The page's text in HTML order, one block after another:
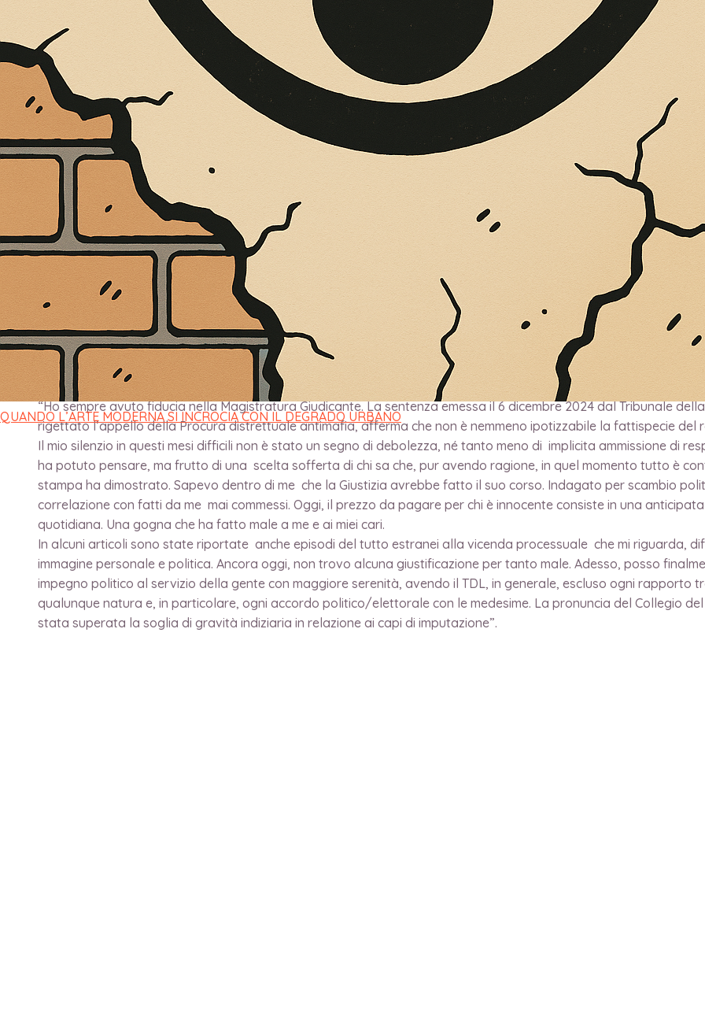
QUANDO L’ARTE MODERNA SI INCROCIA CON IL DEGRADO URBANO
Antonio Marino 4 Agosto 2026
Cultura e Società
A casa Freni, a pochi passi dal lungomare di Terme Vigliatore, sulle pareti giaccio istantanee,...
CONTINUA A LEGGERE
Condividi:
NERI (FDL): “LA SENTENZA DEL
CHE NON E’ IPOTIZZABILE LA
DEL REATO”
di direttore /8 Dicembre 2024
“Ho sempre avuto fiducia nella Magistratura Giudicante. La sentenza emessa il 6 dicembre 2024 dal Tribunale
rigettato l’appello della Procura distrettuale antimafia, afferma che non è nemmeno ipotizzabile la fattispecie
Il mio silenzio in questi mesi difficili non è stato un segno di debolezza, né tanto meno di implicita ammissione di
ha potuto pensare, ma frutto di una scelta sofferta di chi sa che, pur avendo ragione, in quel momento tutto è
stampa ha dimostrato. Sapevo dentro di me che la Giustizia avrebbe fatto il suo corso. Indagato per scambio
correlazione con fatti da me mai commessi. Oggi, il prezzo da pagare per chi è innocente consiste in una
quotidiana. Una gogna che ha fatto male a me e ai miei cari.
In alcuni articoli sono state riportate anche episodi del tutto estranei alla vicenda processuale che mi riguarda,
immagine personale e politica. Ancora oggi, non trovo alcuna giustificazione per tanto male. Adesso, posso
impegno politico al servizio della gente con maggiore serenità, avendo il TDL, in generale, escluso ogni rapporto
qualunque natura e, in particolare, ogni accordo politico/elettorale con le medesime. La pronuncia del Collegio
stata superata la soglia di gravità indiziaria in relazione ai capi di imputazione”.